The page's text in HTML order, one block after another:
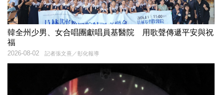
韓全州少男、女合唱團獻唱員基醫院 用歌聲傳遞平安與祝
福
記者張文熹／彰化報導
2026-08-02